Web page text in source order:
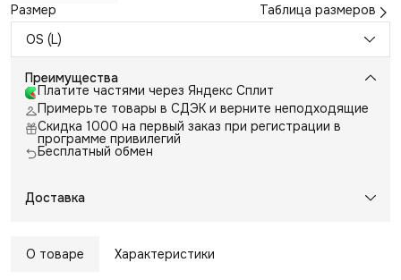
Размер
Таблица размеров
OS (L)
Преимущества
Платите частями через Яндекс Сплит
Примерьте товары в СДЭК и верните неподходящие
Скидка 1000 на первый заказ при регистрации в
программе привилегий
Бесплатный обмен
Доставка
О товаре Характеристики